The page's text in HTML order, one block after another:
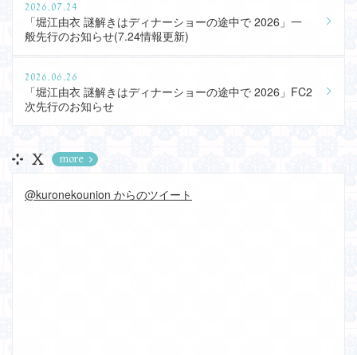
2026.07.24
「堀江由衣 謎解きはディナーショーの途中で 2026」一
般先行のお知らせ(7.24情報更新)
2026.06.26
「堀江由衣 謎解きはディナーショーの途中で 2026」FC2
次先行のお知らせ
X more
@kuronekounion からのツイート